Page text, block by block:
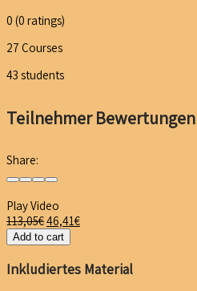
0 (0 ratings)
27 Courses
43 students
Teilnehmer Bewertungen
Share:
Play Video
113,05€46,41€
Add to cart
Inkludiertes Material